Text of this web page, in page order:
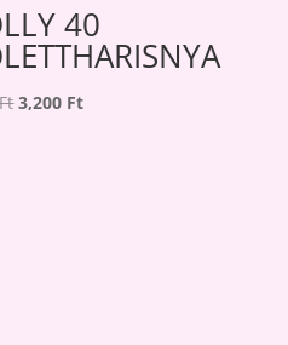
40
Ft Original
3,200 FtCurrent